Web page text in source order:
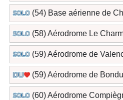
(54) Base aérienne de
(58) Aérodrome Le
(59) Aérodrome de
(59) Aérodrome de
(60) Aérodrome